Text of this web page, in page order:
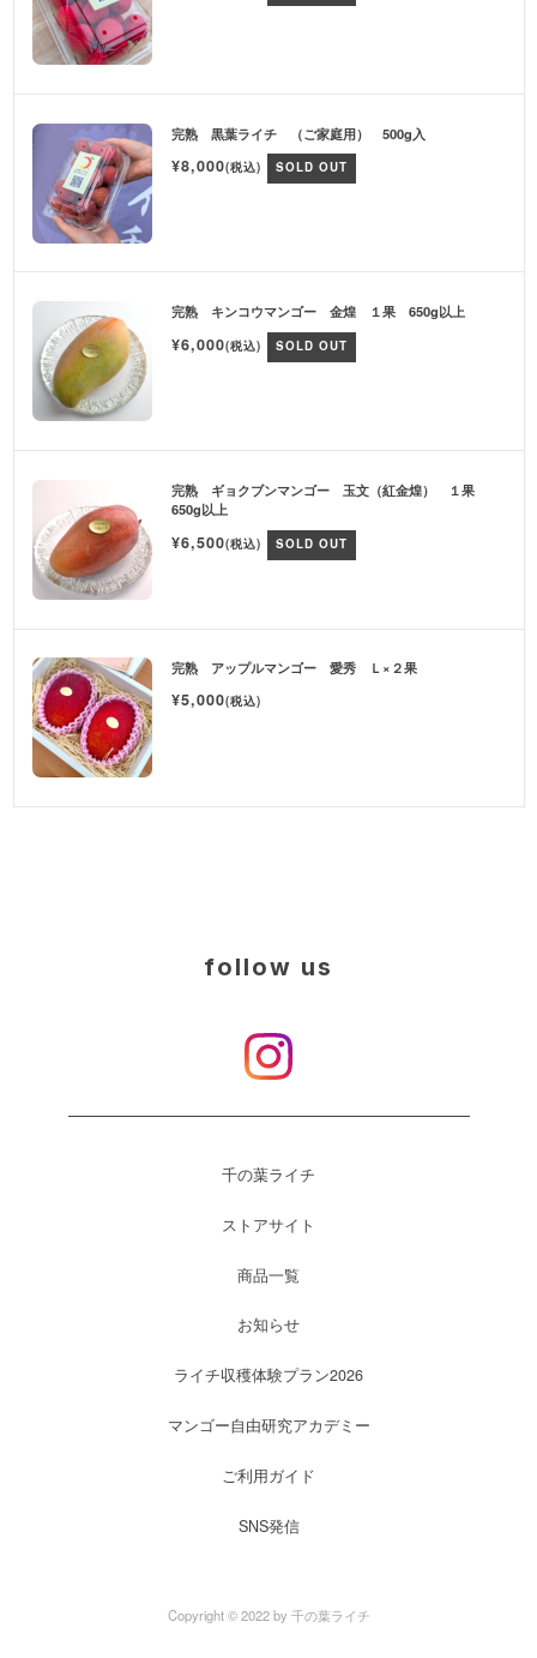
完熟 黒葉ライチ （ご家庭用） 500g入
¥8,000(税込) SOLD OUT
完熟 キンコウマンゴー 金煌 １果 650g以上
¥6,000(税込) SOLD OUT
完熟 ギョクブンマンゴー 玉文（紅金煌） １果
650g以上
¥6,500(税込) SOLD OUT
完熟 アップルマンゴー 愛秀 Ｌ×２果
¥5,000(税込)
follow us
千の葉ライチ
ストアサイト
商品一覧
お知らせ
ライチ収穫体験プラン2026
マンゴー自由研究アカデミー
ご利用ガイド
SNS発信
Copyright © 2022 by 千の葉ライチ